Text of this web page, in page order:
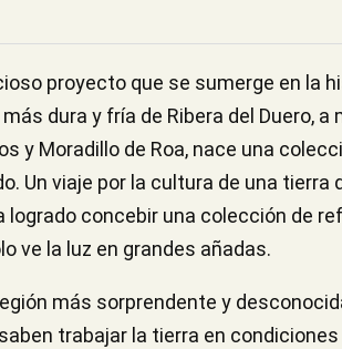
proyecto que se sumerge en la
más dura y fría de Ribera del Duero,
y Moradillo de Roa, nace una
Un viaje por la cultura de una
concebir una colección de
ve la luz en grandes añadas.
más sorprendente y
trabajar la tierra en